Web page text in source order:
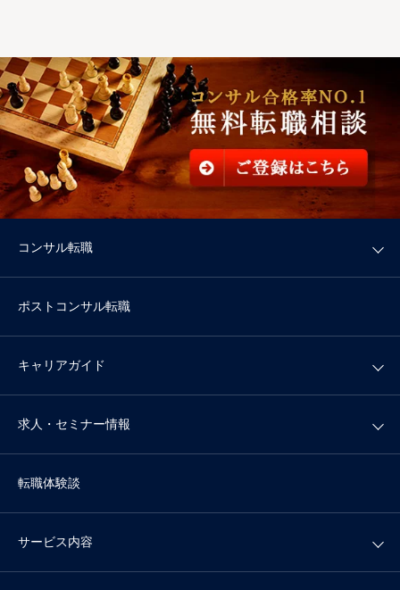
コンサル転職
ポストコンサル転職
キャリアガイド
求人・セミナー情報
転職体験談
サービス内容